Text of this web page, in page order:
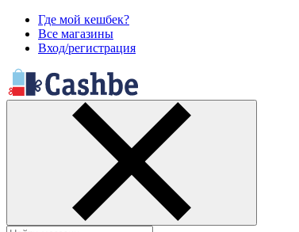
Где мой кешбек?
Все магазины
Вход/регистрация